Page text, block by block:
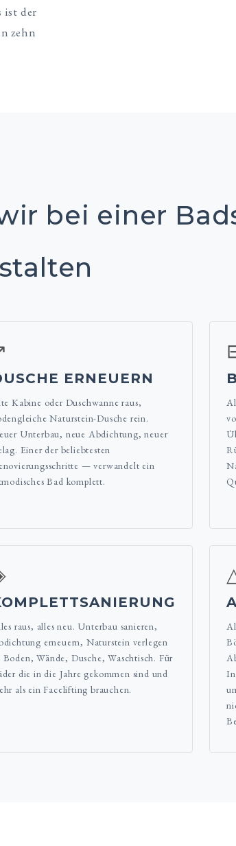
ist der
zehn
bei einer
ERNEUERN
Kabine oder Duschwanne raus,
Naturstein-Dusche rein.
Unterbau, neue Abdichtung, neuer
Einer der beliebtesten
— verwandelt ein
Bad komplett.
raus, alles neu. Unterbau sanieren,
erneuern, Naturstein verlegen
Wände, Dusche, Waschtisch. Für
die in die Jahre gekommen sind und
als ein Facelifting brauchen.